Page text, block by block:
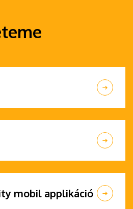
mobil applikáció